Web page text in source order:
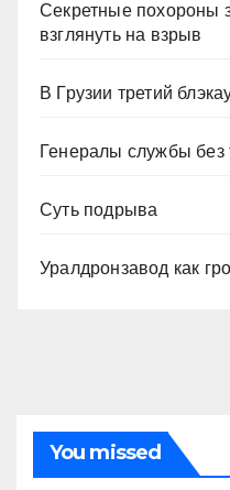
Секретные похороны
взглянуть на взрыв
В Грузии третий
Генералы службы без
Суть подрыва
Уралдронзавод как
You missed